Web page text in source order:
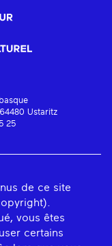
Ustaritz
25
de ce site
vous êtes
certains